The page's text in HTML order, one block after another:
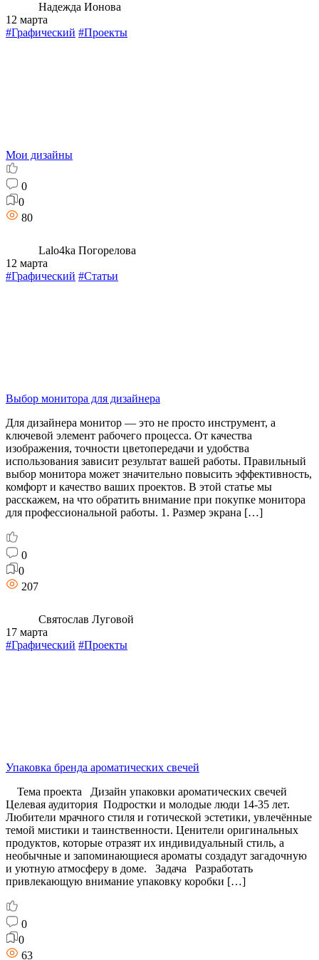
Надежда Ионова
12 марта
#Графический #Проекты
Мои дизайны
0
0
80
Lalo4ka Погорелова
12 марта
#Графический #Статьи
Выбор монитора для дизайнера
Для дизайнера монитор — это не просто инструмент, а
ключевой элемент рабочего процесса. От качества
изображения, точности цветопередачи и удобства
использования зависит результат вашей работы. Правильный
выбор монитора может значительно повысить эффективность,
комфорт и качество ваших проектов. В этой статье мы
расскажем, на что обратить внимание при покупке монитора
для профессиональной работы. 1. Размер экрана […]
0
0
207
Святослав Луговой
17 марта
#Графический #Проекты
Упаковка бренда ароматических свечей
Тема проекта Дизайн упаковки ароматических свечей
Целевая аудитория Подростки и молодые люди 14-35 лет.
Любители мрачного стиля и готической эстетики, увлечённые
темой мистики и таинственности. Ценители оригинальных
продуктов, которые отразят их индивидуальный стиль, а
необычные и запоминающиеся ароматы создадут загадочную
и уютную атмосферу в доме. Задача Разработать
привлекающую внимание упаковку коробки […]
0
0
63